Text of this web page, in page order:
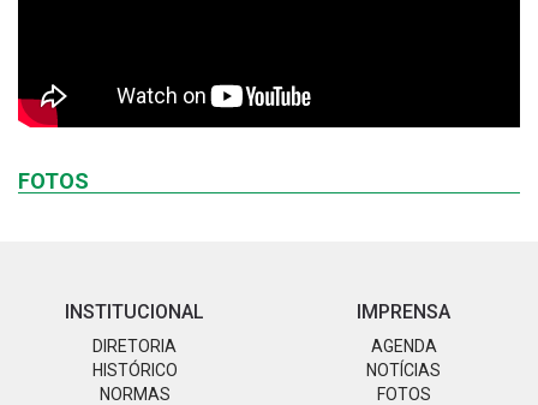
FOTOS
INSTITUCIONAL
DIRETORIA
HISTÓRICO
NORMAS
IMPRENSA
AGENDA
NOTÍCIAS
FOTOS